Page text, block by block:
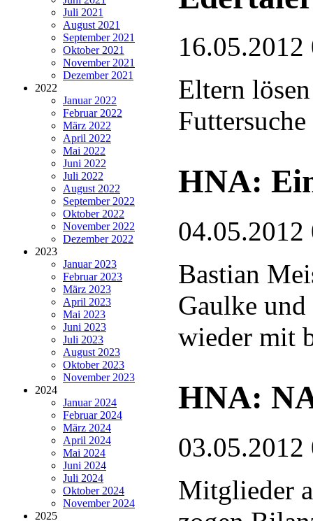
Juli 2021
August 2021
September 2021
Oktober 2021
November 2021
Dezember 2021
2022
Januar 2022
Februar 2022
März 2022
April 2022
Mai 2022
Juni 2022
Juli 2022
August 2022
September 2022
Oktober 2022
November 2022
Dezember 2022
2023
Januar 2023
Februar 2023
März 2023
April 2023
Mai 2023
Juni 2023
Juli 2023
August 2023
Oktober 2023
November 2023
2024
Januar 2024
Februar 2024
März 2024
April 2024
Mai 2024
Juni 2024
Juli 2024
Oktober 2024
November 2024
2025
16.05.2012
Eltern
Futtersuche
HNA:
04.05.2012
Bastian
Gaulke
wieder mit
HNA:
03.05.2012
Mitglieder